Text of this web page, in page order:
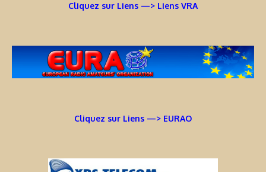
Cliquez sur Liens —> Liens VRA
Cliquez sur Liens —> EURAO